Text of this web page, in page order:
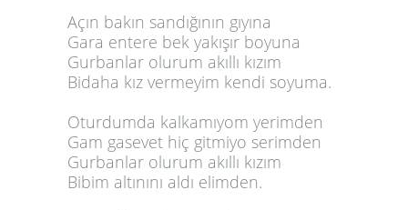
Açın bakın sandığının gıyına
Gara entere bek yakışır boyuna
Gurbanlar olurum akıllı kızım
Bidaha kız vermeyim kendi soyuma.
Oturdumda kalkamıyom yerimden
Gam gasevet hiç gitmiyo serimden
Gurbanlar olurum akıllı kızım
Bibim altınını aldı elimden.